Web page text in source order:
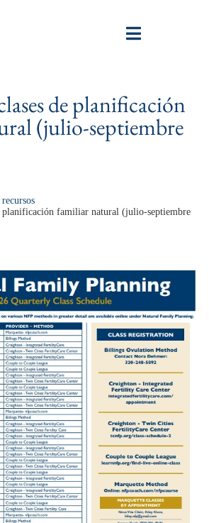
de planificación
(julio-septiembre
planificación familiar natural (julio-septiembre